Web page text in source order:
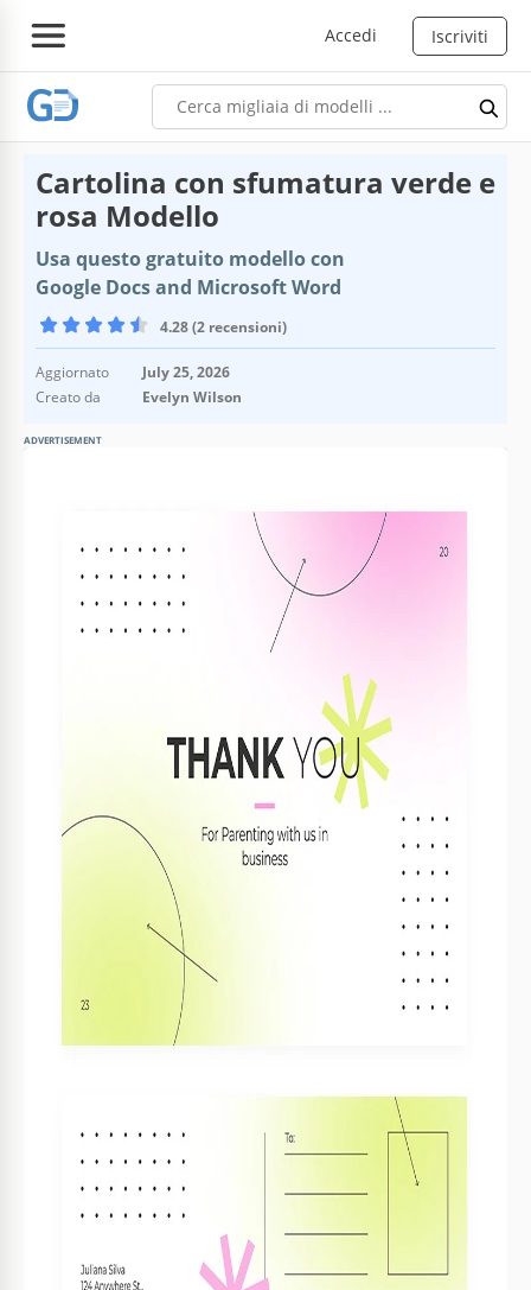
Accedi Iscriviti
Cartolina con sfumatura verde e
rosa Modello
Usa questo gratuito modello con
Google Docs and Microsoft Word
4.28 (2 recensioni)
Aggiornato
July 25, 2026
Creato da
Evelyn Wilson
ADVERTISEMENT